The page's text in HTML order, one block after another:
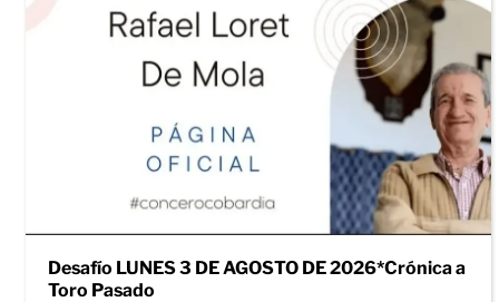
Desafío LUNES 3 DE AGOSTO DE 2026*Crónica a
Toro Pasado